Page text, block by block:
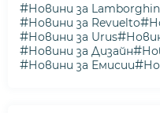
#Новини за
#Новини за Revuelto#
#Новини за Urus#
#Новини за Дизайн#
#Новини за Емисии#